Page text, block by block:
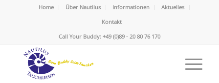
Home Über Nautilus Informationen
Aktuelles
Kontakt
Call Your Buddy: +49 (0)89 - 20 80 76 170